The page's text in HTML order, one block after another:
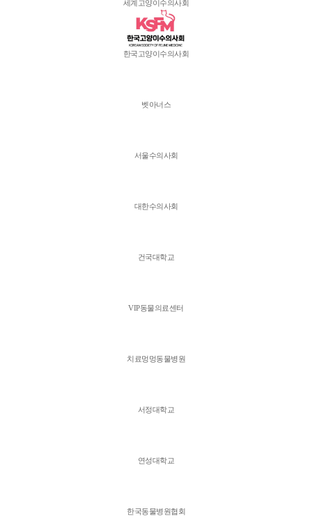
세계고양이수의사회
한국고양이수의사회
벳아너스
서울수의사회
대한수의사회
건국대학교
VIP동물의료센터
치료멍멍동물병원
서정대학교
연성대학교
한국동물병원협회